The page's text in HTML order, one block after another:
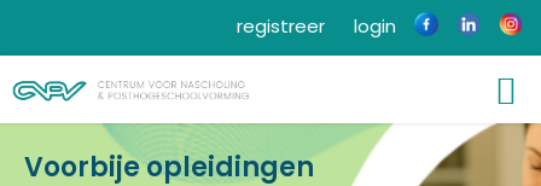
login
registreer
Voorbije opleidingen